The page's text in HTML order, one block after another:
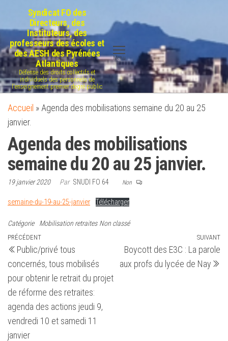
contenu
Syndicat FO des
Directeurs, des
Instituteurs, des
professeurs des écoles et
des AESH des Pyrénées
Atlantiques
Défense des droits collectifs et
individuels des personnels de
l'enseignement premier degré public
Menu
Accueil » Agenda des mobilisations semaine du 20 au 25
janvier.
Agenda des mobilisations
semaine du 20 au 25 janvier.
19 janvier 2020 Par SNUDI FO 64 Non
semaine-du-19-au-25-janvier Télécharger
Catégorie Mobilisation retraites Non classé
Navigation
de
l’article
Article
précédent
PRÉCÉDENT
Public/privé tous
concernés, tous mobilisés
pour obtenir le retrait du projet
de réforme des retraites:
agenda des actions jeudi 9,
vendredi 10 et samedi 11
janvier
SUIVANT
Boycott des E3C : La parole
aux profs du lycée de Nay